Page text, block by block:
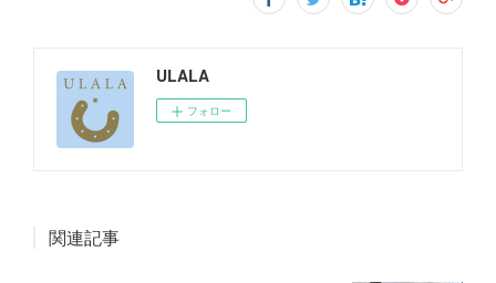
ULALA
フォロー
関連記事